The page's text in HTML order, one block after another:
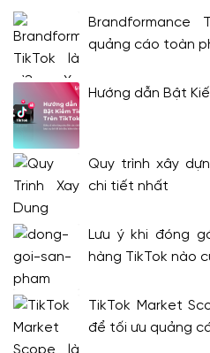
Brandformance
quảng cáo toàn
Hướng dẫn Bật
Quy trình xây
chi tiết nhất
Lưu ý khi đóng
hàng TikTok nào
TikTok Market
để tối ưu quảng